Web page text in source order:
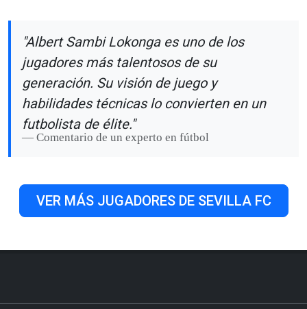
"Albert Sambi Lokonga es uno de los
jugadores más talentosos de su
generación. Su visión de juego y
habilidades técnicas lo convierten en un
futbolista de élite."
Comentario de un experto en fútbol
VER MÁS JUGADORES DE SEVILLA FC